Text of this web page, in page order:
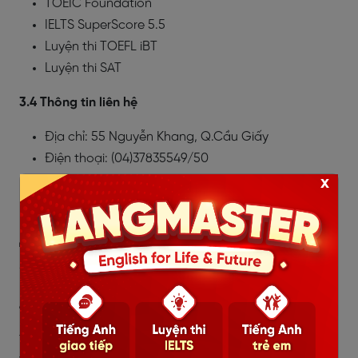
TOEIC Foundation
IELTS SuperScore 5.5
Luyện thi TOEFL iBT
Luyện thi SAT
3.4 Thông tin liên hệ
Địa chỉ: 55 Nguyễn Khang, Q.Cầu Giấy
Điện thoại: (04)37835549/50
Email: infohcm@EQuest.edu.vn
Website: http://equest.edu.vn
4. Trung tâm Anh ngữ
Jaxtina
4.1 Giới thiệu
Trung tâm Anh ngữ Jaxtina là đơn vị đi đầu tại
x